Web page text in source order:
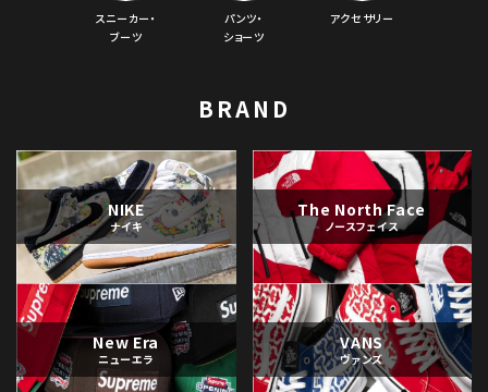
スニーカー・
ブーツ
パンツ・
ショーツ
アクセサリー
BRAND
NIKE
ナイキ
The North Face
ノースフェイス
New Era
ニューエラ
VANS
ヴァンズ